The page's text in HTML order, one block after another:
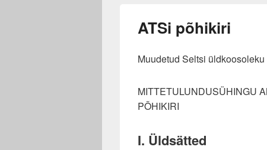
ATSi põhikiri
Muudetud Seltsi
MITTETULUNDUSÜHINGU
PÕHIKIRI
I. Üldsätted